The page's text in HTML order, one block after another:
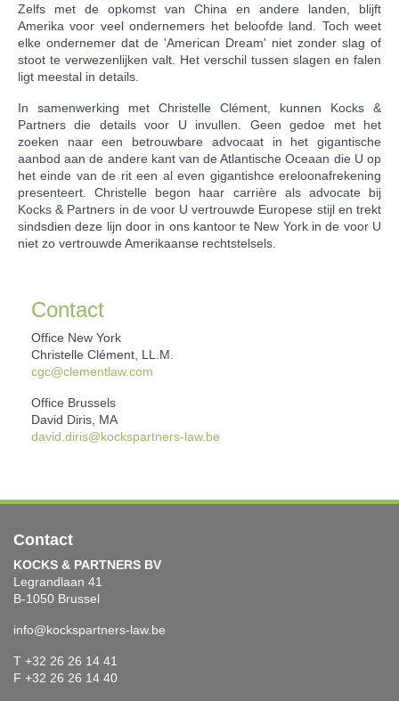
Zelfs met de opkomst van China en andere landen, blijft
Amerika voor veel ondernemers het beloofde land. Toch weet
elke ondernemer dat de 'American Dream' niet zonder slag of
stoot te verwezenlijken valt. Het verschil tussen slagen en falen
ligt meestal in details.
In samenwerking met Christelle Clément, kunnen Kocks &
Partners die details voor U invullen. Geen gedoe met het
zoeken naar een betrouwbare advocaat in het gigantische
aanbod aan de andere kant van de Atlantische Oceaan die U op
het einde van de rit een al even gigantishce ereloonafrekening
presenteert. Christelle begon haar carrière als advocate bij
Kocks & Partners in de voor U vertrouwde Europese stijl en trekt
sindsdien deze lijn door in ons kantoor te New York in de voor U
niet zo vertrouwde Amerikaanse rechtstelsels.
Contact
Office New York
Christelle Clément, LL.M.
cgc@clementlaw.com
Office Brussels
David Diris, MA
david.diris@kockspartners-law.be
Contact
KOCKS & PARTNERS BV
Legrandlaan 41
B-1050 Brussel
info@kockspartners-law.be
T +32 26 26 14 41
F +32 26 26 14 40